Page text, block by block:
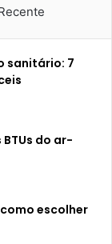
sanitário: 7
do ar-
escolher